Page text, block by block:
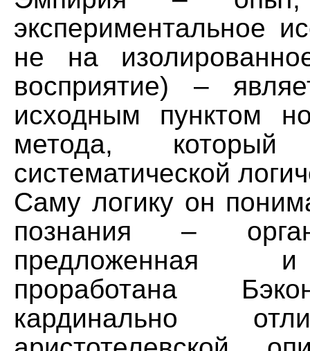
экспериментальное
не на
восприятие) –
исходным пунктом
метода, который
систематической
Саму логику он
познания –
предложенная
проработана
кардинально